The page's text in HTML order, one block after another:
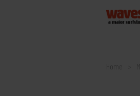
Home